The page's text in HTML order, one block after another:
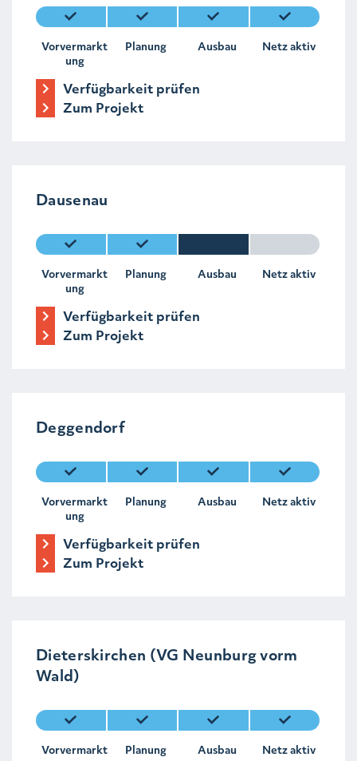
Vorvermarkt
ung
Planung Ausbau Netz aktiv
Verfügbarkeit prüfen
Zum Projekt
Dausenau
Vorvermarkt
ung
Planung Ausbau Netz aktiv
Verfügbarkeit prüfen
Zum Projekt
Deggendorf
Vorvermarkt
ung
Planung Ausbau Netz aktiv
Verfügbarkeit prüfen
Zum Projekt
Dieterskirchen (VG Neunburg vorm
Wald)
Vorvermarkt
Planung Ausbau Netz aktiv